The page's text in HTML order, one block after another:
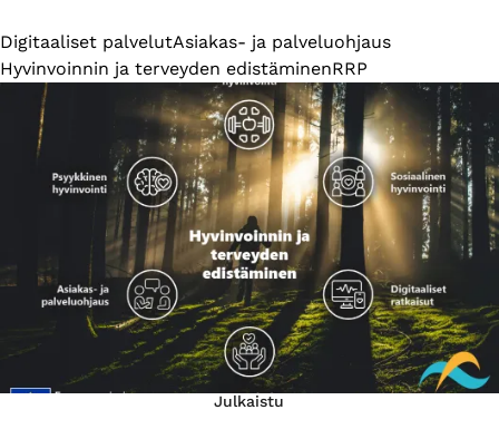
Digitaaliset palvelutAsiakas- ja palveluohjaus
Hyvinvoinnin ja terveyden edistäminenRRP
Julkaistu